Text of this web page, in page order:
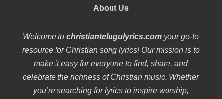
About Us
Welcome tochristiantelugulyrics.com your go-to
resource for Christian song lyrics! Our mission is to
make it easy for everyone to find, share, and
celebrate the richness of Christian music. Whether
you’re searching for lyrics to inspire worship,